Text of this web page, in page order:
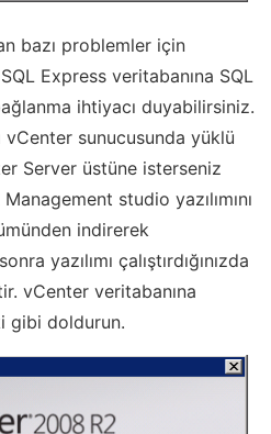
bazı problemler için
Express veritabanına SQL
ihtiyacı duyabilirsiniz.
vCenter sunucusunda yüklü
Server üstüne isterseniz
studio yazılımını
indirerek
yazılımı çalıştırdığınızda
vCenter veritabanına
gibi doldurun.